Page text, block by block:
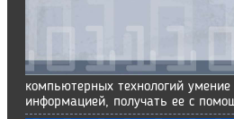
компьютерных технологий умение
информацией, получать ее с